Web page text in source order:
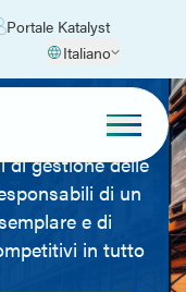
Portale Katalyst
Italiano
logistica di
servizio del
di gestione delle
di un
e di
in tutto